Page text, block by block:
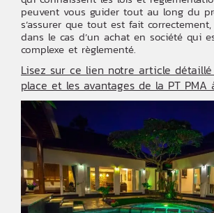
peuvent vous guider tout au long du
s’assurer que tout est fait
dans le cas d’un achat en société qui
complexe et règlementé.
Lisez sur ce lien notre article
place et les avantages de la PT PMA